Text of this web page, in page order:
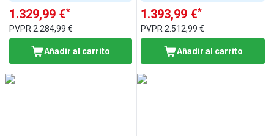
1.329,99 €*
PVPR2.284,99 €
Añadir al carrito
1.393,99 €*
PVPR2.512,99 €
Añadir al carrito